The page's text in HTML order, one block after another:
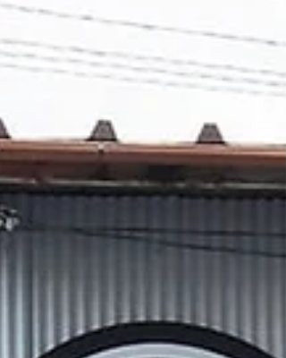
ております。（無くなり次第終了）...